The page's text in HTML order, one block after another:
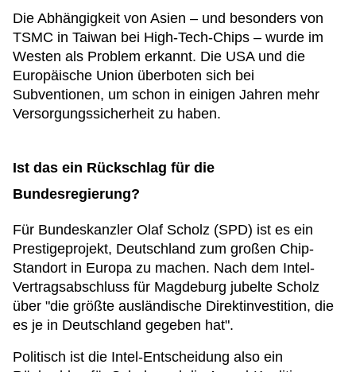
Die Abhängigkeit von Asien – und besonders von
TSMC in Taiwan bei High-Tech-Chips – wurde im
Westen als Problem erkannt. Die USA und die
Europäische Union überboten sich bei
Subventionen, um schon in einigen Jahren mehr
Versorgungssicherheit zu haben.
Ist das ein Rückschlag für die
Bundesregierung?
Für Bundeskanzler Olaf Scholz (SPD) ist es ein
Prestigeprojekt, Deutschland zum großen Chip-
Standort in Europa zu machen. Nach dem Intel-
Vertragsabschluss für Magdeburg jubelte Scholz
über "die größte ausländische Direktinvestition, die
es je in Deutschland gegeben hat".
Politisch ist die Intel-Entscheidung also ein